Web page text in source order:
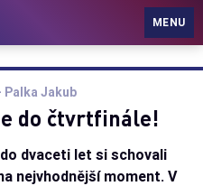
MENU
Palka Jakub
do čtvrtfinále!
dvaceti let si schovali
nejvhodnější moment. V